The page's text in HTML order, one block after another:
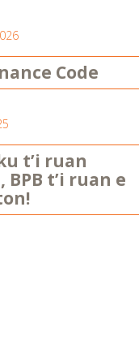
Code
t’i ruan
BPB t’i ruan e